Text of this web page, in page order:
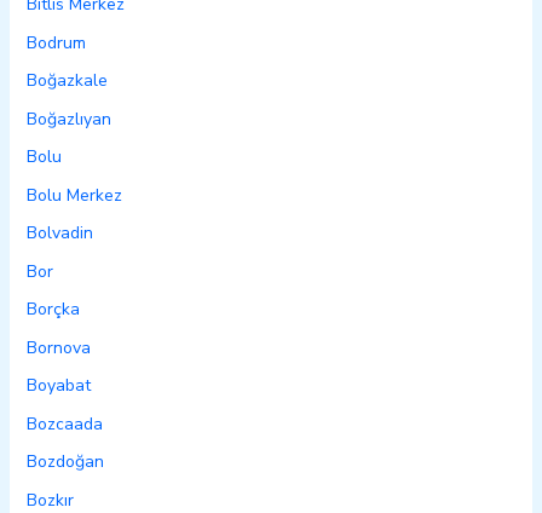
Bodrum
Boğazkale
Boğazlıyan
Bolu
Bolu Merkez
Bolvadin
Bor
Borçka
Bornova
Boyabat
Bozcaada
Bozdoğan
Bozkır